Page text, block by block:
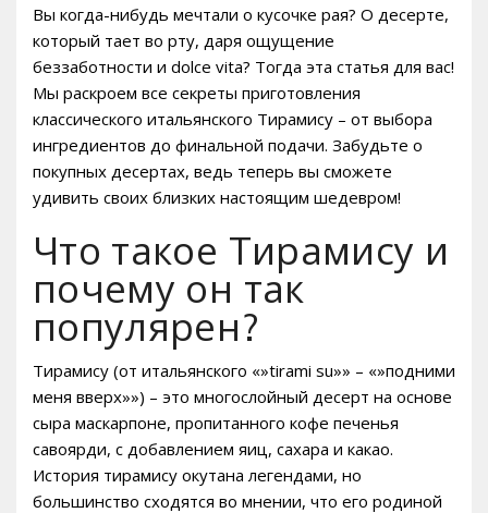
Вы когда-нибудь мечтали о кусочке рая? О десерте,
который тает во рту, даря ощущение
беззаботности и dolce vita? Тогда эта статья для вас!
Мы раскроем все секреты приготовления
классического итальянского Тирамису – от выбора
ингредиентов до финальной подачи. Забудьте о
покупных десертах, ведь теперь вы сможете
удивить своих близких настоящим шедевром!
Что такое Тирамису и
почему он так
популярен?
Тирамису (от итальянского «»tirami su»» – «»подними
меня вверх»») – это многослойный десерт на основе
сыра маскарпоне, пропитанного кофе печенья
савоярди, с добавлением яиц, сахара и какао.
История тирамису окутана легендами, но
большинство сходятся во мнении, что его родиной